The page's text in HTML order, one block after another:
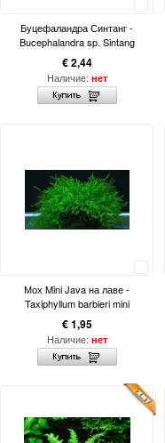
Буцефаландра Синтанг -
Bucephalandra sp. Sintang
€ 2,44
Наличие: нет
Мох Mini Java на лаве -
Taxiphyllum barbieri mini
€ 1,95
Наличие: нет